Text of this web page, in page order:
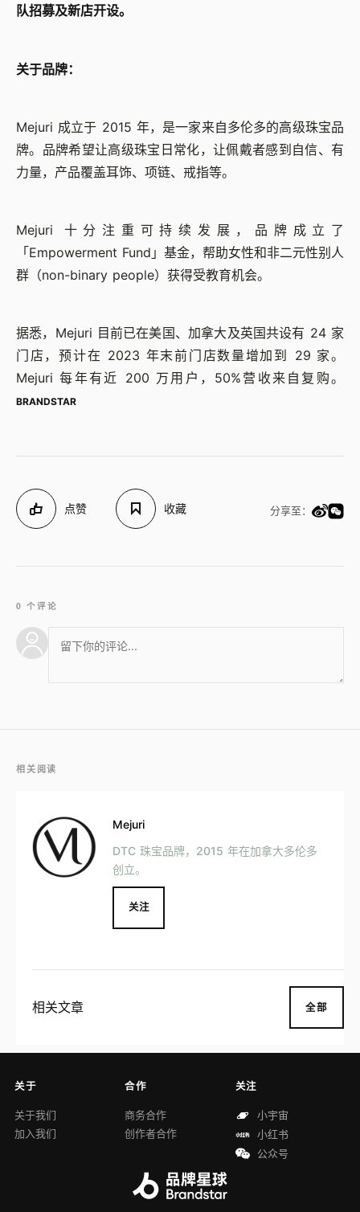
队招募及新店开设。
关于品牌：
Mejuri 成立于 2015 年，是一家来自多伦多的高级珠宝品
牌。品牌希望让高级珠宝日常化，让佩戴者感到自信、有
力量，产品覆盖耳饰、项链、戒指等。
Mejuri 十分注重可持续发展，品牌成立了
「Empowerment Fund」基金，帮助女性和非二元性别人
群（non-binary people）获得受教育机会。
据悉，Mejuri 目前已在美国、加拿大及英国共设有 24 家
门店，预计在 2023 年末前门店数量增加到 29 家。
Mejuri 每年有近 200 万用户，50%营收来自复购。
BRANDSTAR
点赞 收藏 分享至：
0 个评论
相关阅读
Mejuri
DTC 珠宝品牌，2015 年在加拿大多伦多
创立。
关注
相关文章 全部
关于
关于我们
加入我们
合作
商务合作
创作者合作
关注
小宇宙
小红书
公众号